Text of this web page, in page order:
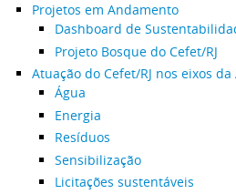
Projetos em Andamento
Dashboard de
Projeto Bosque do Cefet/RJ
Atuação do Cefet/RJ nos eixos da
Água
Energia
Resíduos
Sensibilização
Licitações sustentáveis